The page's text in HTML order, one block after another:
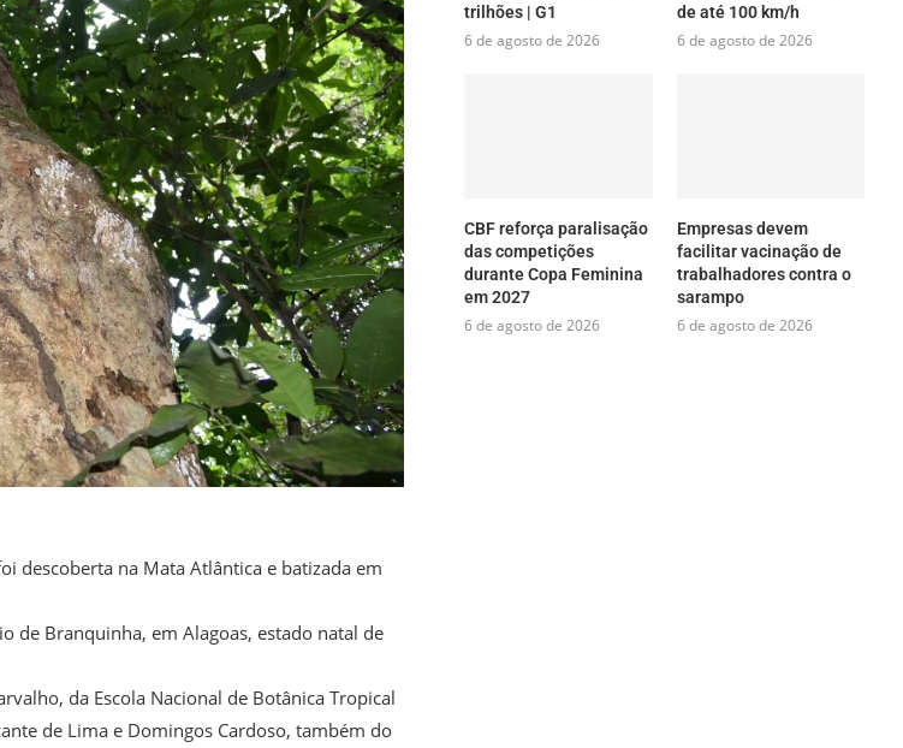
descoberta na Mata Atlântica e batizada em
Branquinha, em Alagoas, estado natal de
da Escola Nacional de Botânica Tropical
de Lima e Domingos Cardoso, também do
trilhões | G1
6 de agosto de 2026
de até 100 km/h
6 de agosto de 2026
CBF reforça paralisação
das competições
durante Copa Feminina
em 2027
6 de agosto de 2026
Empresas devem
facilitar vacinação de
trabalhadores contra o
sarampo
6 de agosto de 2026